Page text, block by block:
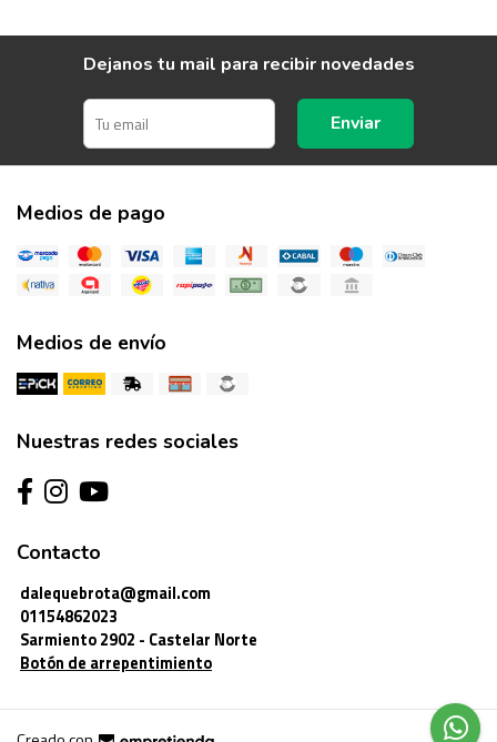
Dejanos tu mail para recibir novedades
Enviar
Medios de pago
Medios de envío
Nuestras redes sociales
Contacto
dalequebrota@gmail.com
01154862023
Sarmiento 2902 - Castelar Norte
Botón de arrepentimiento